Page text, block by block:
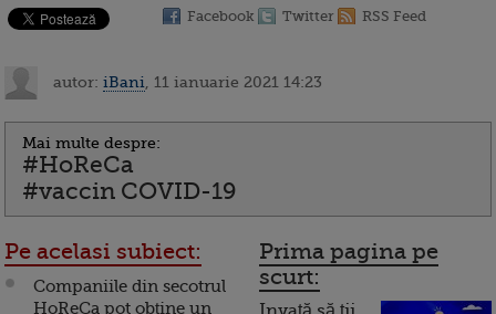
Facebook Twitter RSS Feed
autor: iBani , 11 ianuarie 2021 14:23
Mai multe despre:
#HoReCa
#vaccin COVID-19
Pe acelasi subiect:
Companiile din secotrul
HoReCa pot obține un
Prima pagina pe
scurt: